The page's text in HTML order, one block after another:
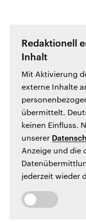
Redaktionell
Inhalt
Mit Aktivierung
externe Inhalte
übermittelt.
keinen Einfluss.
unserer
Anzeige und die
jederzeit wieder